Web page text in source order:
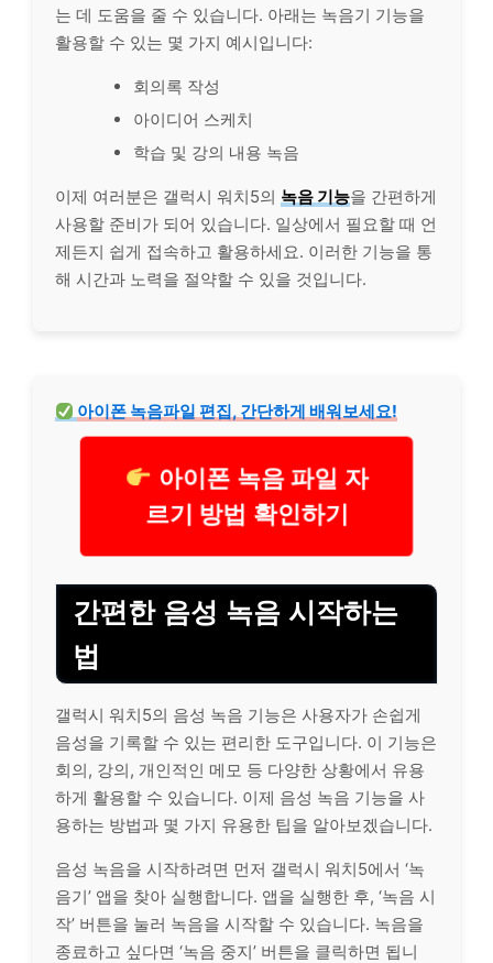
는 데 도움을 줄 수 있습니다. 아래는 녹음기 기능을
활용할 수 있는 몇 가지 예시입니다:
회의록 작성
아이디어 스케치
학습 및 강의 내용 녹음
이제 여러분은 갤럭시 워치5의 녹음 기능을 간편하게
사용할 준비가 되어 있습니다. 일상에서 필요할 때 언
제든지 쉽게 접속하고 활용하세요. 이러한 기능을 통
해 시간과 노력을 절약할 수 있을 것입니다.
아이폰 녹음파일 편집, 간단하게 배워보세요!
아이폰 녹음 파일 자
르기 방법 확인하기
간편한 음성 녹음 시작하는
법
갤럭시 워치5의 음성 녹음 기능은 사용자가 손쉽게
음성을 기록할 수 있는 편리한 도구입니다. 이 기능은
회의, 강의, 개인적인 메모 등 다양한 상황에서 유용
하게 활용할 수 있습니다. 이제 음성 녹음 기능을 사
용하는 방법과 몇 가지 유용한 팁을 알아보겠습니다.
음성 녹음을 시작하려면 먼저 갤럭시 워치5에서 ‘녹
음기’ 앱을 찾아 실행합니다. 앱을 실행한 후, ‘녹음 시
작’ 버튼을 눌러 녹음을 시작할 수 있습니다. 녹음을
종료하고 싶다면 ‘녹음 중지’ 버튼을 클릭하면 됩니